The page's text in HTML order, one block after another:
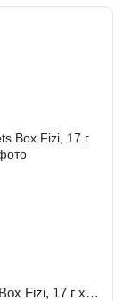
Конфеты Easter Sweets Box Fizi, 17 г x10 шт